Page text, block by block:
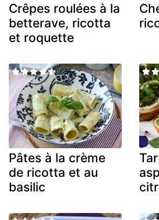
Crêpes roulées à la
betterave, ricotta
et roquette
Pâtes à la crème
de ricotta et au
basilic